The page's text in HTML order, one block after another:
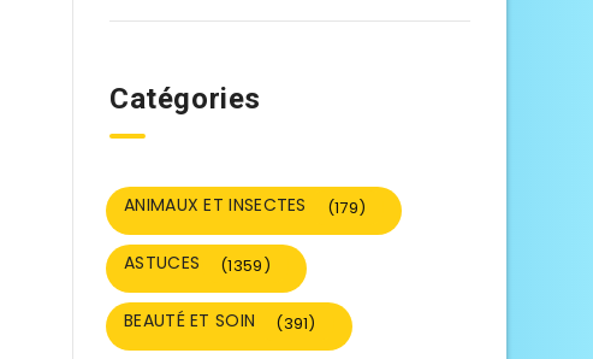
Catégories
ANIMAUX ET INSECTES (179)
ASTUCES (1359)
BEAUTÉ ET SOIN (391)